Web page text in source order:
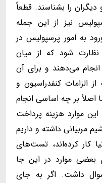
را بشناسند. قطعاً
نیز از این جمله
به امور پرسپولیس در
شود که از میان
می‌دهند و برای آن
الزامات کنفدراسیون و
بر چه اساسی انجام
موارد هزینه پرداخت
مربیانی داشته و داریم
کار کرده‌اند، تست‌های
بعضی موارد در این جا
داشت. اگر به جای